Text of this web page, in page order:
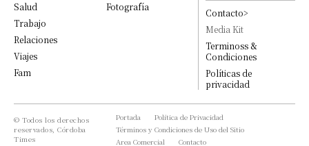
Salud
Trabajo
Relaciones
Viajes
Fam
Fotografía
Contacto>
Media Kit
Terminoss &
Condiciones
Políticas de
privacidad
© Todos los derechos
reservados, Córdoba
Times
Portada
Política de Privacidad
Términos y Condiciones de Uso del Sitio
Area Comercial
Contacto